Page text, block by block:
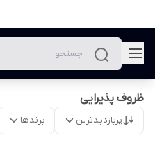
ظروف پذیرایی
پربازدیدترین برندها